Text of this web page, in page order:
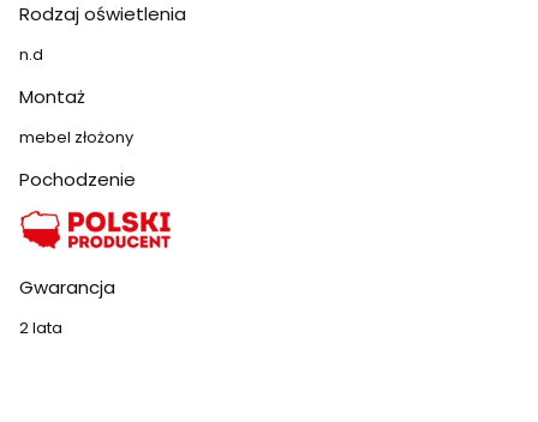
Rodzaj oświetlenia
n.d
Montaż
mebel złożony
Pochodzenie
Gwarancja
2 lata